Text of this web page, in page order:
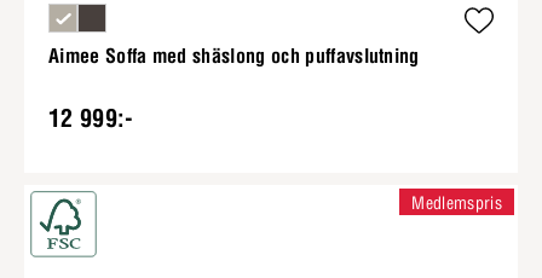
Aimee Soffa med shäslong och puffavslutning
12 999:-
Medlemspris